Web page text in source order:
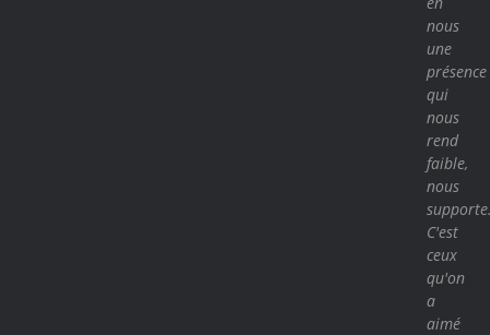
nous
une
présence
qui
nous
rend
faible,
nous
C'est
ceux
qu'on
a
aimé